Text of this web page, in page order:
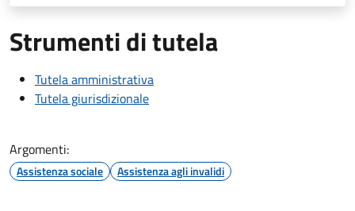
Strumenti di tutela
Tutela amministrativa
Tutela giurisdizionale
Argomenti:
Assistenza sociale Assistenza agli invalidi